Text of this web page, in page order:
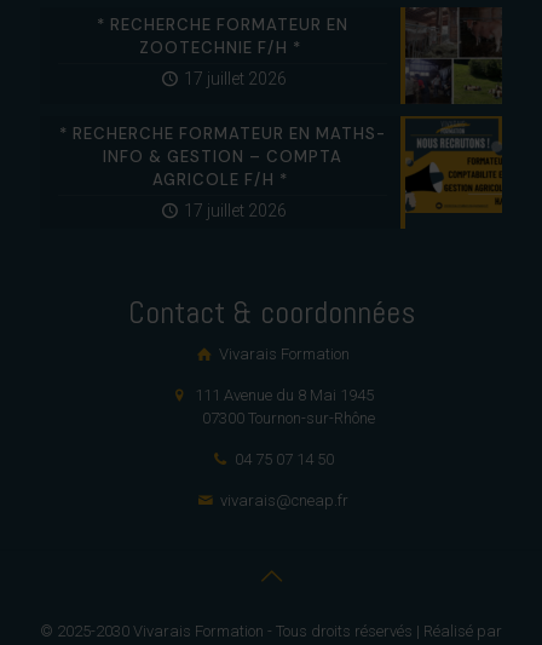
* RECHERCHE FORMATEUR EN
ZOOTECHNIE F/H *
17 juillet 2026
* RECHERCHE FORMATEUR EN MATHS-
INFO & GESTION – COMPTA
AGRICOLE F/H *
17 juillet 2026
Contact & coordonnées
Vivarais Formation
111 Avenue du 8 Mai 1945
07300 Tournon-sur-Rhône
04 75 07 14 50
vivarais@cneap.fr
© 2025-2030 Vivarais Formation - Tous droits réservés | Réalisé par